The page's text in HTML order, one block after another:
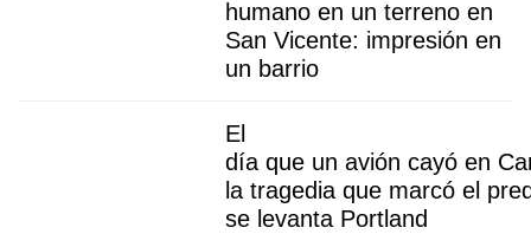
humano en un terreno en
San Vicente: impresión en
un barrio
El
día que un avión cayó en
la tragedia que marcó el
se levanta Portland